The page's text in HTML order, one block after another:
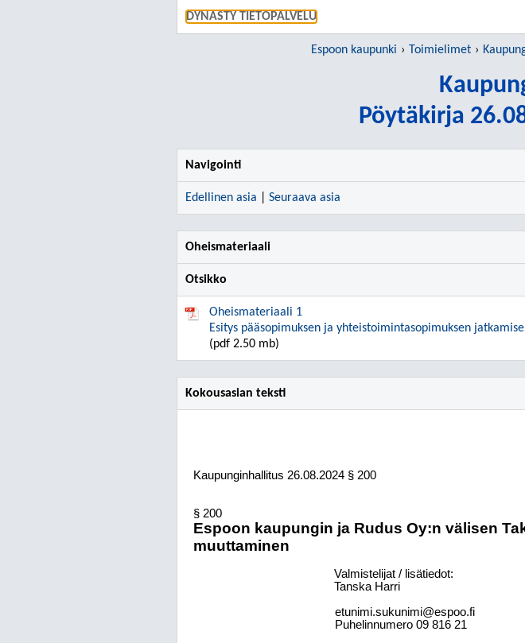
DYNASTY TIETOPALVELU
Espoon kaupunki Toimielimet
Pöytäkirja
Navigointi
Edellinen asia Seuraava asia
Oheismateriaali
Otsikko
Oheismateriaali 1
Esitys pääsopimuksen ja yhteistoimintasopimuksen
(pdf 2.50 mb)
Kokousasian teksti
Kaupunginhallitus 26.08.2024 § 200
§ 200
Espoon kaupungin ja Rudus Oy:n välisen
muuttaminen
Valmistelijat / lisätiedot:
Tanska Harri
etunimi.sukunimi@espoo.fi
Puhelinnumero 09 816 21